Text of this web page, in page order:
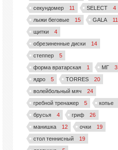
секундомер
11 SELECT
4
лыжи беговые
15 GALA
11
щитки
4
обрезиненные диски
14
степпер
5
форма вратарская
1 МГ
3
ядро
5 TORRES
20
волейбольный мяч
24
гребной тренажер
5 копье
брусья
4 гриф
26
манишка
12 очки
19
стол теннисный
19